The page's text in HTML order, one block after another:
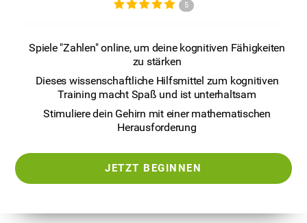
5
Spiele "Zahlen" online, um deine kognitiven Fähigkeiten
zu stärken
Dieses wissenschaftliche Hilfsmittel zum kognitiven
Training macht Spaß und ist unterhaltsam
Stimuliere dein Gehirn mit einer mathematischen
Herausforderung
JETZT BEGINNEN